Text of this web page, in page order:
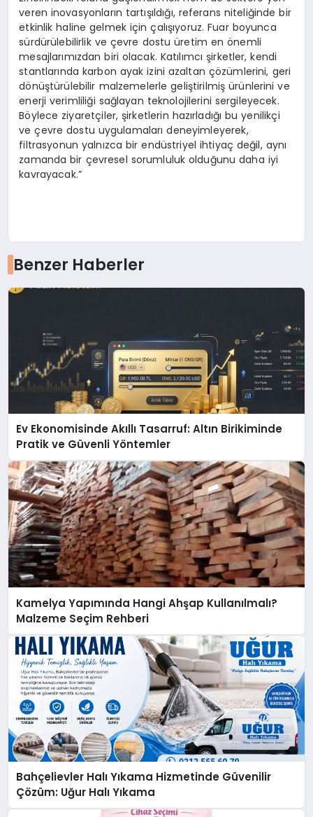
veren inovasyonların tartışıldığı, referans niteliğinde bir
etkinlik haline gelmek için çalışıyoruz. Fuar boyunca
sürdürülebilirlik ve çevre dostu üretim en önemli
mesajlarımızdan biri olacak. Katılımcı şirketler, kendi
stantlarında karbon ayak izini azaltan çözümlerini, geri
dönüştürülebilir malzemelerle geliştirilmiş ürünlerini ve
enerji verimliliği sağlayan teknolojilerini sergileyecek.
Böylece ziyaretçiler, şirketlerin hazırladığı bu yenilikçi
ve çevre dostu uygulamaları deneyimleyerek,
filtrasyonun yalnızca bir endüstriyel ihtiyaç değil, aynı
zamanda bir çevresel sorumluluk olduğunu daha iyi
kavrayacak.”
Benzer Haberler
Ev Ekonomisinde Akıllı Tasarruf: Altın Birikiminde
Pratik ve Güvenli Yöntemler
Kamelya Yapımında Hangi Ahşap Kullanılmalı?
Malzeme Seçim Rehberi
Bahçelievler Halı Yıkama Hizmetinde Güvenilir
Çözüm: Uğur Halı Yıkama